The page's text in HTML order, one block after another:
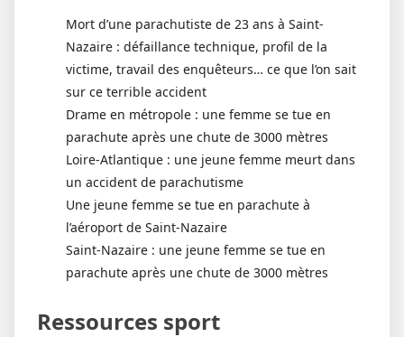
Mort d’une parachutiste de 23 ans à Saint-
Nazaire : défaillance technique, profil de la
victime, travail des enquêteurs… ce que l’on sait
sur ce terrible accident
Drame en métropole : une femme se tue en
parachute après une chute de 3000 mètres
Loire-Atlantique : une jeune femme meurt dans
un accident de parachutisme
Une jeune femme se tue en parachute à
l’aéroport de Saint-Nazaire
Saint-Nazaire : une jeune femme se tue en
parachute après une chute de 3000 mètres
Ressources sport